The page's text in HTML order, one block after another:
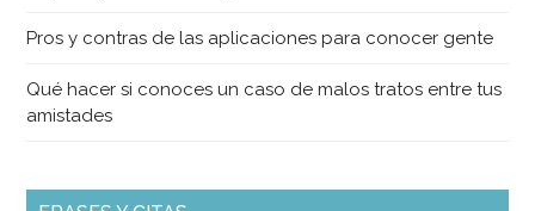
Pros y contras de las aplicaciones para conocer gente
Qué hacer si conoces un caso de malos tratos entre tus
amistades